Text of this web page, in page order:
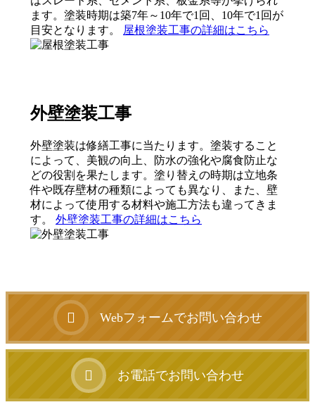
ます。塗装時期は築7年～10年で1回、10年で1回が
目安となります。
屋根塗装工事の詳細はこちら
外壁塗装工事
外壁塗装は修繕工事に当たります。塗装すること
によって、美観の向上、防水の強化や腐食防止な
どの役割を果たします。塗り替えの時期は立地条
件や既存壁材の種類によっても異なり、また、壁
材によって使用する材料や施工方法も違ってきま
す。 外壁塗装工事の詳細はこちら
Webフォームでお問い合わせ
お電話でお問い合わせ